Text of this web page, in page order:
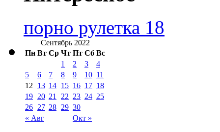
порно рулетка 18
Сентябрь 2022
Пн Вт Ср Чт Пт Сб Вс
« Авг Окт »
1 2 3
4
5
6 7 8 9 10 11
12
13 14 15 16 17 18
19 20 21 22 23 24 25
26 27 28 29 30